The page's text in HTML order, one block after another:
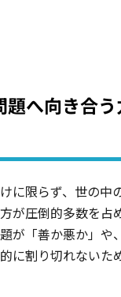
題へ向き合
に限らず、世の中
が圧倒的多数を占
が「善か悪か」や
に割り切れないた